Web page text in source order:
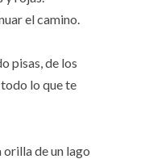
el camino.
pisas, de los
lo que te
orilla de un lago